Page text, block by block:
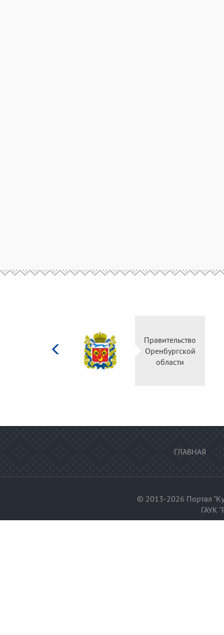
Министерство
культуры
Российской
федерации
ГЛАВНАЯ
© 2013-2026 Портал
ГАУК